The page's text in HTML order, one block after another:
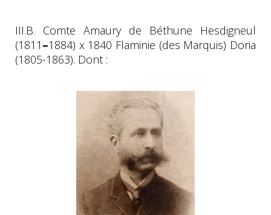
III.B. Comte Amaury de Béthune Hesdigneul
(1811 –1884) x 1840 Flaminie (des Marquis) Doria
(1805-1863). Dont :